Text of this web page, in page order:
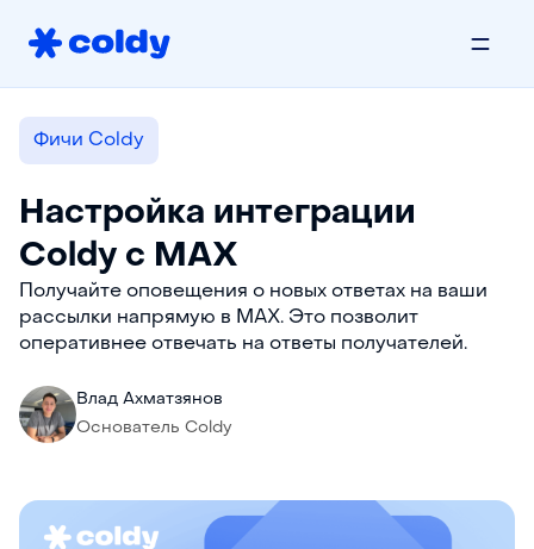
Фичи Coldy
Настройка интеграции
Coldy с MAX
Получайте оповещения о новых ответах на ваши
рассылки напрямую в MAX. Это позволит
оперативнее отвечать на ответы получателей.
Влад Ахматзянов
Основатель Coldy